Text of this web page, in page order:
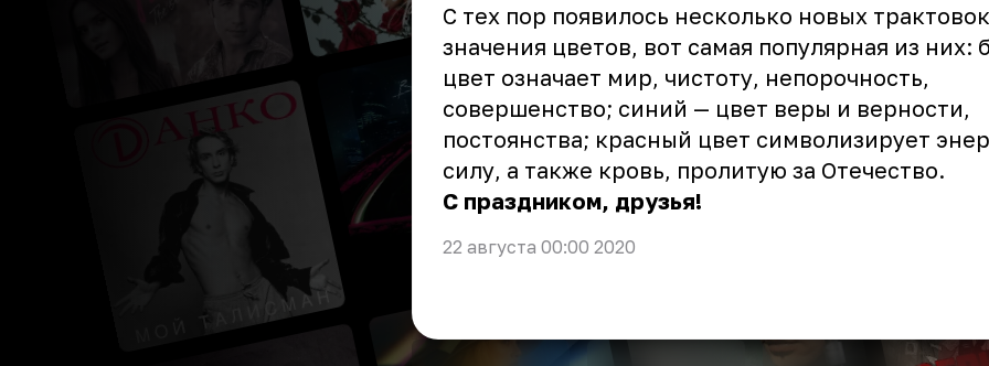
С тех пор появилось несколько новых трактовок
значения цветов, вот самая популярная из них:
цвет означает мир, чистоту, непорочность,
совершенство; синий — цвет веры и верности,
постоянства; красный цвет символизирует
силу, а также кровь, пролитую за Отечество.
С праздником, друзья!
22 августа 00:00 2020